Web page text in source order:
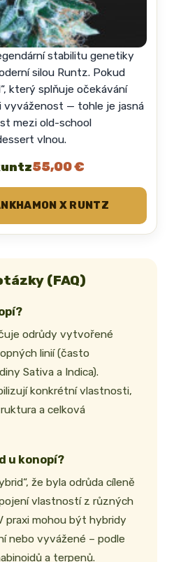
stabilitu genetiky
silou Runtz. Pokud
který splňuje očekávání
vyváženost — tohle je jasná
mezi old-school
vlnou.
55,00 €
X RUNTZ
(FAQ)
odrůdy vytvořené
linií (často
Sativa a Indica).
konkrétní vlastnosti,
a celková
u konopí?
že byla odrůda cíleně
vlastností z různých
praxi mohou být hybridy
nebo vyvážené – podle
a terpenů.